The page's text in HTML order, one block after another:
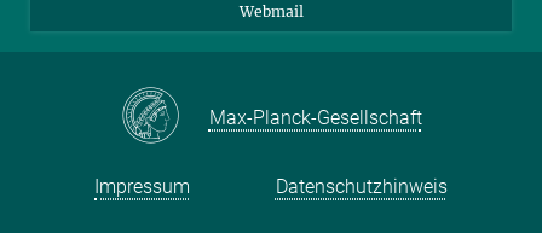
Webmail
Max-Planck-Gesellschaft
Impressum Datenschutzhinweis